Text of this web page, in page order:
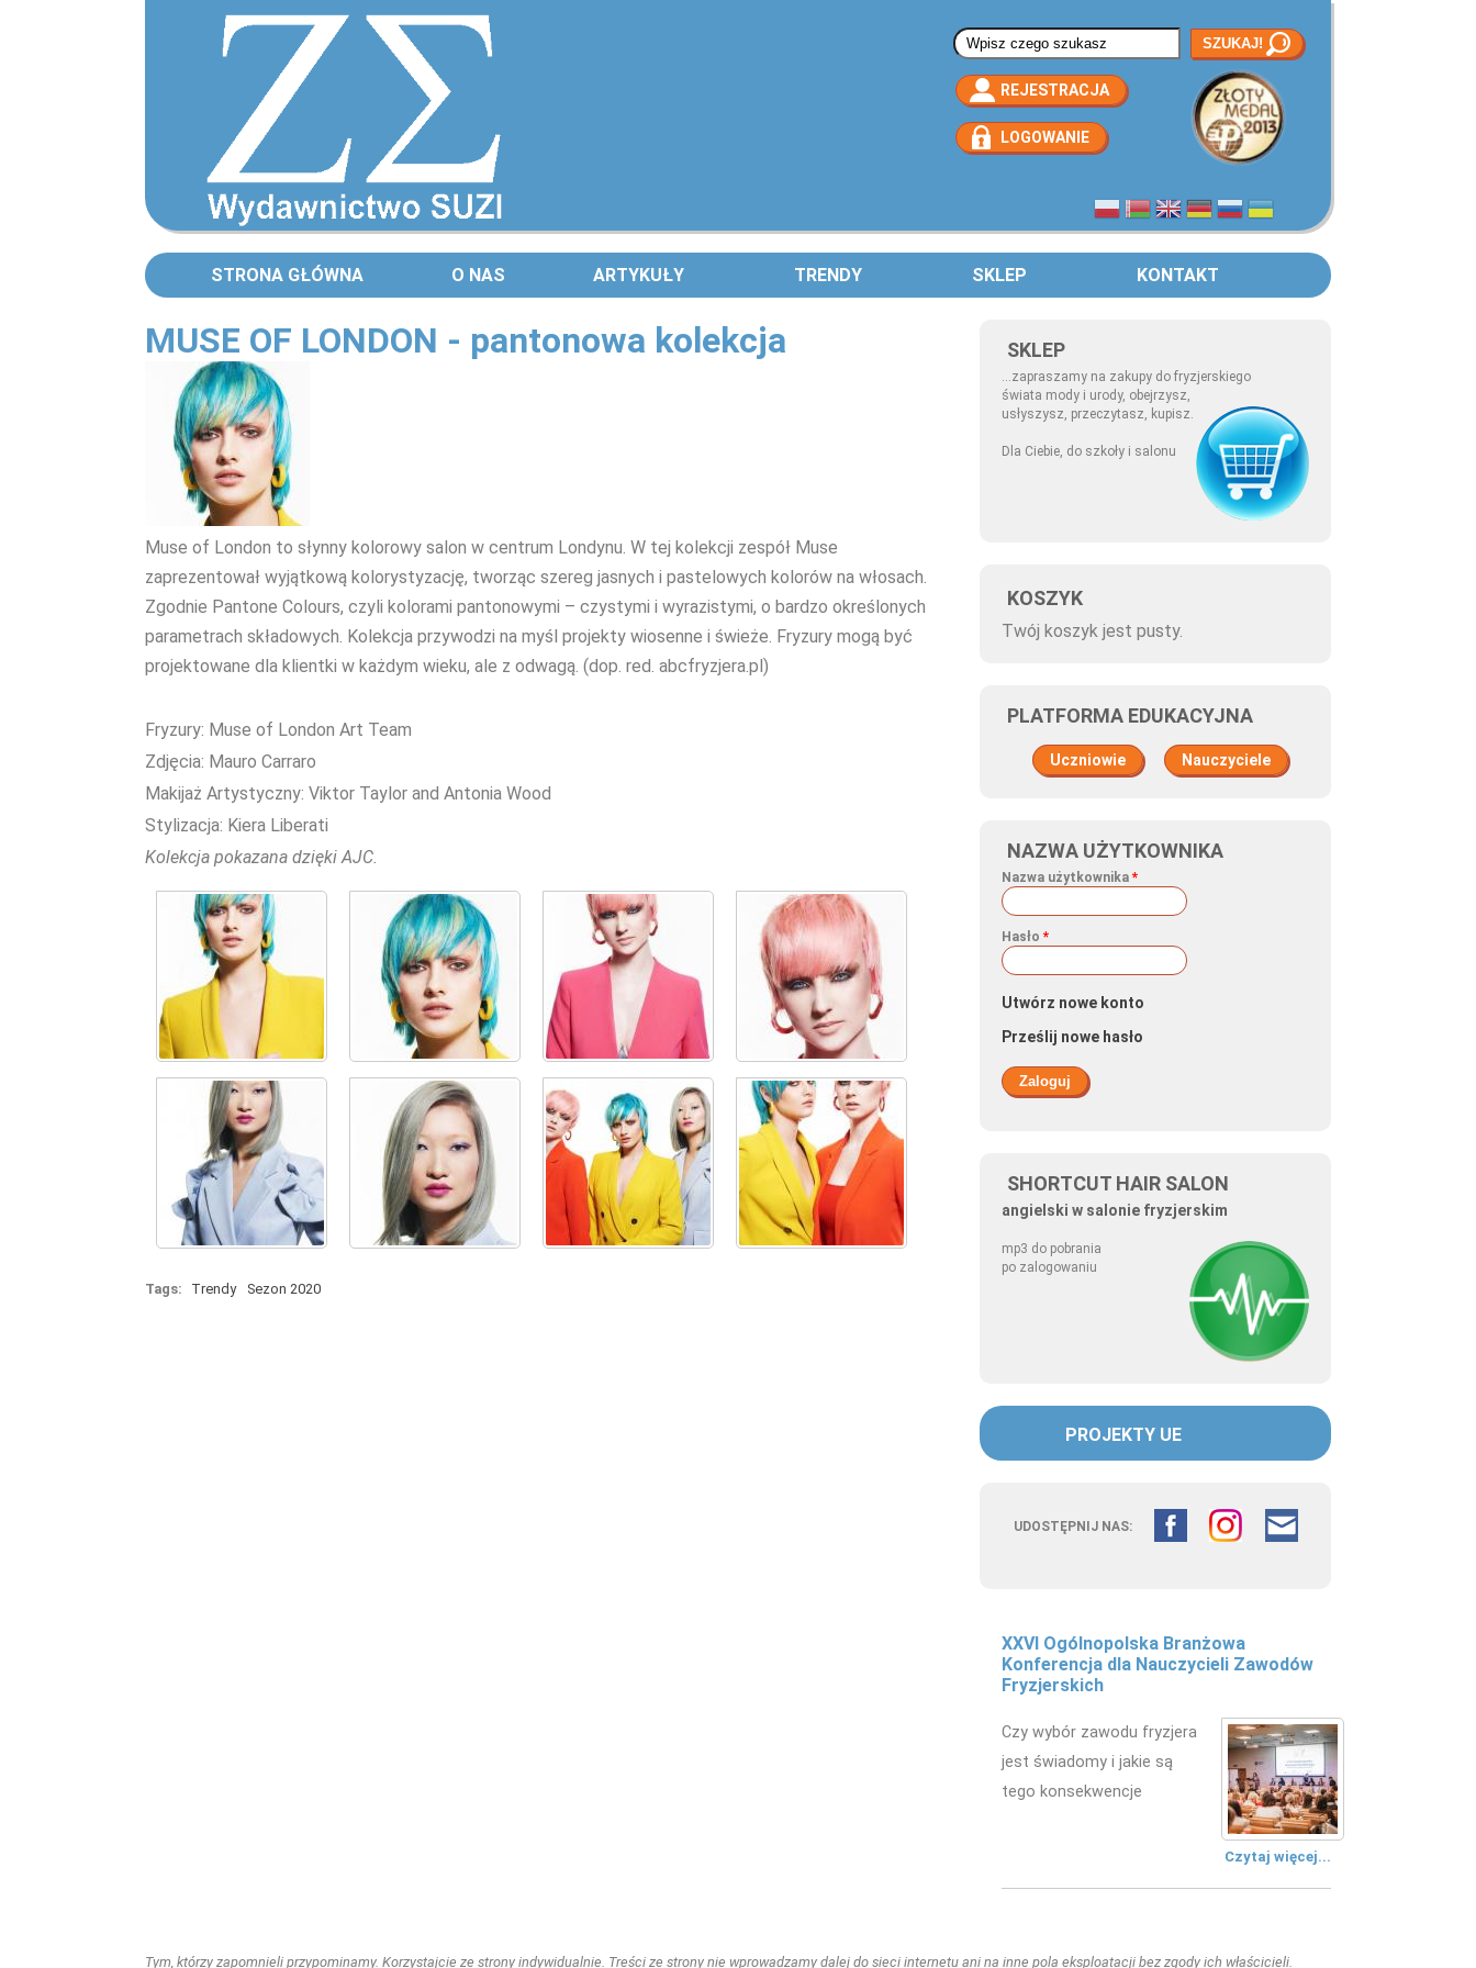
Formularz wyszukiwania
REJESTRACJA
LOGOWANIE
STRONA GŁÓWNA O NAS ARTYKUŁY TRENDY SKLEP KONTAKT
SKLEP
...zapraszamy na zakupy do fryzjerskiego
świata mody i urody, obejrzysz,
usłyszysz, przeczytasz, kupisz.
Dla Ciebie, do szkoły i salonu
KOSZYK
Twój koszyk jest pusty.
PLATFORMA EDUKACYJNA
Uczniowie Nauczyciele
NAZWA UŻYTKOWNIKA
Nazwa użytkownika *
Hasło *
Utwórz nowe konto
Prześlij nowe hasło
SHORTCUT HAIR SALON
angielski w salonie fryzjerskim
mp3 do pobrania
po zalogowaniu
PROJEKTY UE
UDOSTĘPNIJ NAS:
XXVI Ogólnopolska Branżowa
Konferencja dla Nauczycieli Zawodów
Fryzjerskich
Czy wybór zawodu fryzjera
jest świadomy i jakie są
tego konsekwencje
Czytaj więcej...
MUSE OF LONDON - pantonowa kolekcja
Muse of London to słynny kolorowy salon w centrum Londynu. W tej kolekcji zespół Muse
zaprezentował wyjątkową kolorystyzację, tworząc szereg jasnych i pastelowych kolorów na włosach.
Zgodnie Pantone Colours, czyli kolorami pantonowymi – czystymi i wyrazistymi, o bardzo określonych
parametrach składowych. Kolekcja przywodzi na myśl projekty wiosenne i świeże. Fryzury mogą być
projektowane dla klientki w każdym wieku, ale z odwagą. (dop. red. abcfryzjera.pl)
Fryzury: Muse of London Art Team
Zdjęcia: Mauro Carraro
Makijaż Artystyczny: Viktor Taylor and Antonia Wood
Stylizacja: Kiera Liberati
Kolekcja pokazana dzięki AJC.
Tags: Trendy Sezon 2020
Tym, którzy zapomnieli przypominamy. Korzystajcie ze strony indywidualnie. Treści ze strony nie wprowadzamy dalej do sieci internetu ani na inne pola eksploatacji bez zgody ich właścicieli.